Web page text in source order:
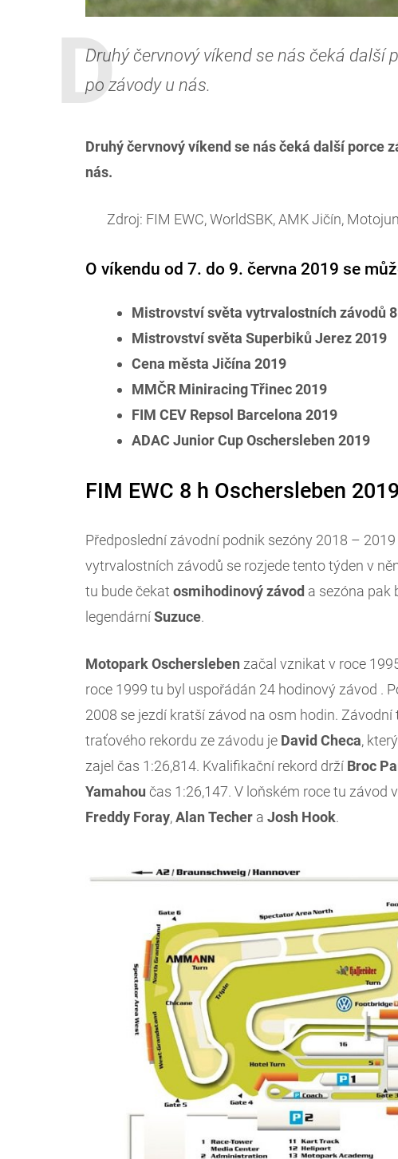
Druhý červnový víkend se nás čeká další
po závody u nás.
Druhý červnový víkend se nás čeká další porce
nás.
Zdroj: FIM EWC, WorldSBK, AMK Jičín,
O víkendu od 7. do 9. června 2019 se
Mistrovství světa vytrvalostních závodů
Mistrovství světa Superbiků Jerez 2019
Cena města Jičína 2019
MMČR Miniracing Třinec 2019
FIM CEV Repsol Barcelona 2019
ADAC Junior Cup Oschersleben 2019
FIM EWC 8 h Oschersleben 2019
Předposlední závodní podnik sezóny 2018 –
vytrvalostních závodů se rozjede tento týden v
tu bude čekat osmihodinovýzávod a sezóna pak
legendárníSuzuce.
MotoparkOschersleben začal vznikat v roce
roce 1999 tu byl uspořádán 24 hodinový závod .
2008 se jezdí kratší závod na osm hodin. Závodní
traťového rekordu ze závodu je David Checa,
zajel čas 1:26,814. Kvalifikační rekord drží Broc
Yamahou čas 1:26,147. V loňském roce tu závod
Freddy Foray,Alan Techer a Josh Hook.